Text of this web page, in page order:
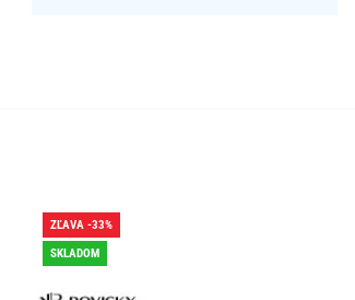
ZĽAVA -33%
SKLADOM